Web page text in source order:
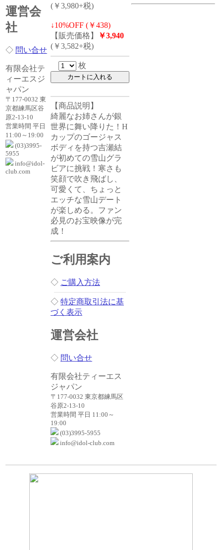
運営会
社
◇ 問い合せ
有限会社テ
ィーエスジ
ャパン
〒177-0032 東
京都練馬区谷
原2-13-10
営業時間 平日
11:00～19:00
(03)3995-
5955
info@idol-
club.com
(￥3,980+税)
↓10%OFF (￥438)
【販売価格】
￥3,940
(￥3,582+税)
枚
【商品説明】
綺麗なお姉さんが銀
世界に舞い降りた！H
カップのゴージャス
ボディを持つ吉瀬結
が初めての雪山グラ
ビアに挑戦！寒さも
笑顔で吹き飛ばし、
可愛くて、ちょっと
エッチな雪山デート
が楽しめる。ファン
必見のお宝映像が完
成！
ご利用案内
◇ ご購入方法
◇ 特定商取引法に基
づく表示
運営会社
◇ 問い合せ
有限会社ティーエス
ジャパン
〒177-0032 東京都練馬区
谷原2-13-10
営業時間 平日 11:00～
19:00
(03)3995-5955
info@idol-club.com